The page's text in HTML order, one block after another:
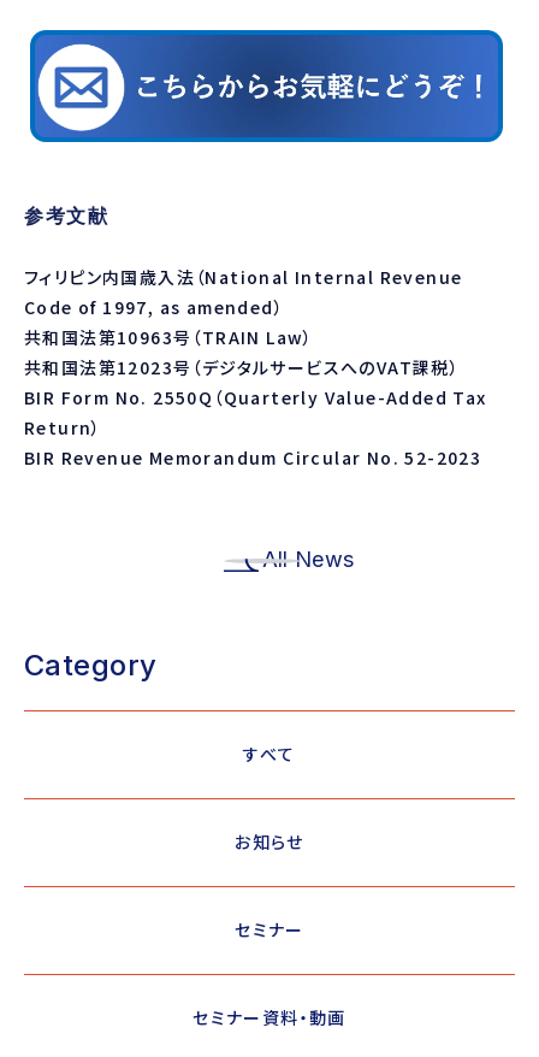
参考文献
フィリピン内国歳入法（National Internal Revenue
Code of 1997, as amended）
共和国法第10963号（TRAIN Law）
共和国法第12023号（デジタルサービスへのVAT課税）
BIR Form No. 2550Q（Quarterly Value-Added Tax
Return）
BIR Revenue Memorandum Circular No. 52-2023
All News
Category
すべて
お知らせ
セミナー
セミナー資料・動画